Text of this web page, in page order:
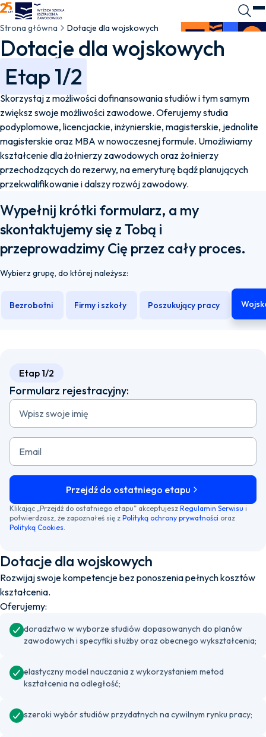
WSKZ - strona główna
Strona główna Dotacje dla wojskowych
Dotacje dla wojskowych
Etap 1/2
Skorzystaj z możliwości dofinansowania studiów i tym samym
zwiększ swoje możliwości zawodowe. Oferujemy studia
podyplomowe, licencjackie, inżynierskie, magisterskie, jednolite
magisterskie oraz MBA w nowoczesnej formule. Umożliwiamy
kształcenie dla żołnierzy zawodowych oraz żołnierzy
przechodzących do rezerwy, na emeryturę bądź planujących
przekwalifikowanie i dalszy rozwój zawodowy.
Wypełnij krótki formularz, a my
skontaktujemy się z Tobą i
przeprowadzimy Cię przez cały proces.
Wybierz grupę, do której należysz:
Bezrobotni Firmy i szkoły Poszukujący pracy
Etap 1/2
Formularz rejestracyjny:
Wpisz swoje imię
Email
Przejdź do ostatniego etapu
Klikając „Przejdź do ostatniego etapu” akceptujesz Regulamin Serwisu i
potwierdzasz, że zapoznałeś się z Polityką ochrony prywatności oraz
Polityką Cookies.
Dotacje dla wojskowych
Rozwijaj swoje kompetencje bez ponoszenia pełnych kosztów
kształcenia.
Oferujemy:
doradztwo w wyborze studiów dopasowanych do planów
zawodowych i specyfiki służby oraz obecnego wykształcenia;
elastyczny model nauczania z wykorzystaniem metod
kształcenia na odległość;
szeroki wybór studiów przydatnych na cywilnym rynku pracy;